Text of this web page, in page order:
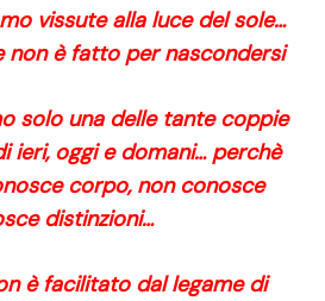
vissute alla luce del sole…
non è fatto per nascondersi
solo una delle tante coppie
ieri, oggi e domani… perchè
corpo, non conosce
distinzioni…
è facilitato dal legame di